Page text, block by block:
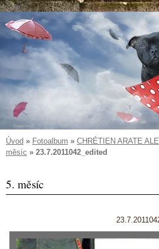
Úvod » Fotoalbum » CHRÉTIEN ARATE
měsíc » 23.7.2011042_edited
5. měsíc